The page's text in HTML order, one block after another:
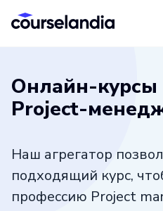
Онлайн-курсы
Project-
Наш агрегатор
подходящий курс,
профессию Project